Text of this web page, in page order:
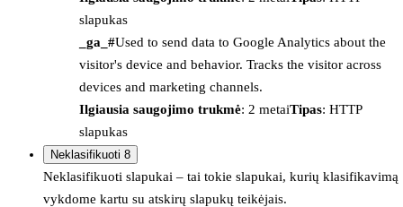
slapukas
_ga_#Used to send data to Google Analytics about the
visitor's device and behavior. Tracks the visitor across
devices and marketing channels.
Ilgiausia saugojimo trukmė: 2 metaiTipas: HTTP
slapukas
Neklasifikuoti 8
Neklasifikuoti slapukai – tai tokie slapukai, kurių klasifikavimą
vykdome kartu su atskirų slapukų teikėjais.